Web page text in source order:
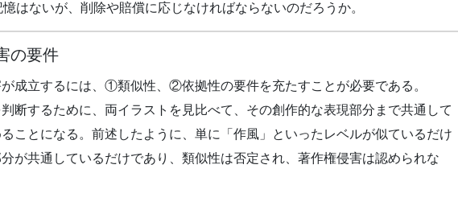
はないが、削除や賠償に応じなければならないのだろうか。
の要件
成立するには、①類似性、②依拠性の要件を充たすことが必要である。
するために、両イラストを見比べて、その創作的な表現部分まで共通して
ことになる。前述したように、単に「作風」といったレベルが似ているだけ
が共通しているだけであり、類似性は否定され、著作権侵害は認められな